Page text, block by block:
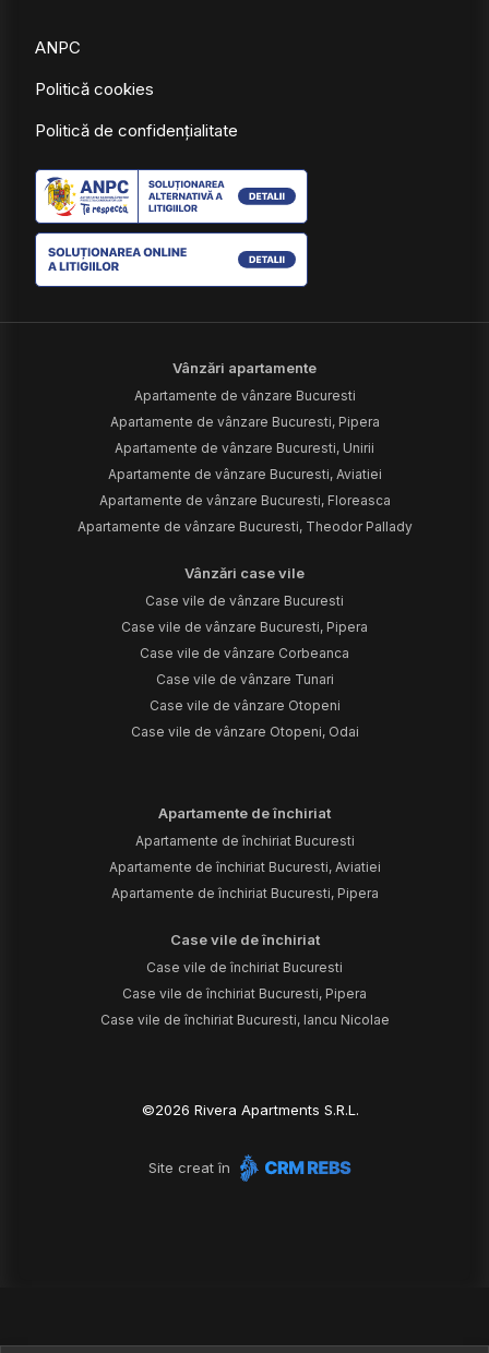
ANPC
Politică cookies
Politică de confidențialitate
Vânzări apartamente
Apartamente de vânzare Bucuresti
Apartamente de vânzare Bucuresti, Pipera
Apartamente de vânzare Bucuresti, Unirii
Apartamente de vânzare Bucuresti, Aviatiei
Apartamente de vânzare Bucuresti, Floreasca
Apartamente de vânzare Bucuresti, Theodor Pallady
Vânzări case vile
Case vile de vânzare Bucuresti
Case vile de vânzare Bucuresti, Pipera
Case vile de vânzare Corbeanca
Case vile de vânzare Tunari
Case vile de vânzare Otopeni
Case vile de vânzare Otopeni, Odai
Apartamente de închiriat
Apartamente de închiriat Bucuresti
Apartamente de închiriat Bucuresti, Aviatiei
Apartamente de închiriat Bucuresti, Pipera
Case vile de închiriat
Case vile de închiriat Bucuresti
Case vile de închiriat Bucuresti, Pipera
Case vile de închiriat Bucuresti, Iancu Nicolae
©2026 Rivera Apartments S.R.L.
Site creat în